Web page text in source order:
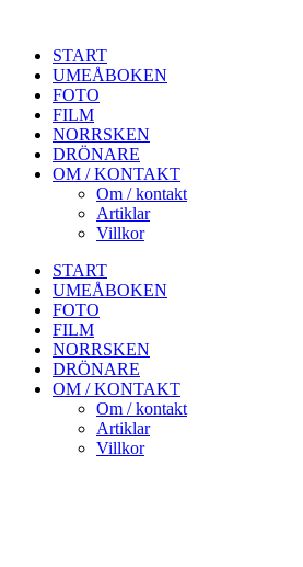
START
UMEÅBOKEN
FOTO
FILM
NORRSKEN
DRÖNARE
OM / KONTAKT
Om / kontakt
Artiklar
Villkor
START
UMEÅBOKEN
FOTO
FILM
NORRSKEN
DRÖNARE
OM / KONTAKT
Om / kontakt
Artiklar
Villkor